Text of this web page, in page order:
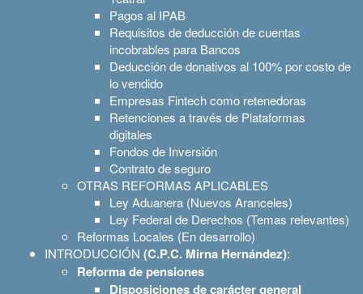
Pagos al IPAB
Requisitos de deducción de cuentas
incobrables para Bancos
Deducción de donativos al 100% por costo de
lo vendido
Empresas Fintech como retenedoras
Retenciones a través de Plataformas
digitales
Fondos de Inversión
Contrato de seguro
OTRAS REFORMAS APLICABLES
Ley Aduanera (Nuevos Aranceles)
Ley Federal de Derechos (Temas relevantes)
Reformas Locales (En desarrollo)
INTRODUCCIÓN (C.P.C. Mirna Hernández):
Reforma de pensiones
Disposiciones de carácter general